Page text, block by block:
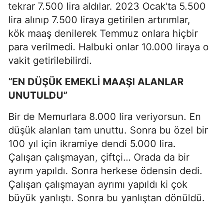
tekrar 7.500 lira aldılar. 2023 Ocak’ta 5.500
lira alınıp 7.500 liraya getirilen artırımlar,
kök maaş denilerek Temmuz onlara hiçbir
para verilmedi. Halbuki onlar 10.000 liraya o
vakit getirilebilirdi.
“EN DÜŞÜK EMEKLİ MAAŞI ALANLAR
UNUTULDU”
Bir de Memurlara 8.000 lira veriyorsun. En
düşük alanları tam unuttu. Sonra bu özel bir
100 yıl için ikramiye dendi 5.000 lira.
Çalışan çalışmayan, çiftçi… Orada da bir
ayrım yapıldı. Sonra herkese ödensin dedi.
Çalışan çalışmayan ayrımı yapıldı ki çok
büyük yanlıştı. Sonra bu yanlıştan dönüldü.